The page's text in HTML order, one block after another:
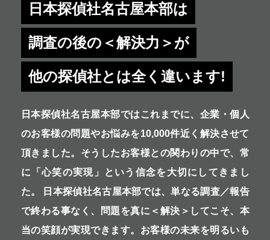
日本探偵社名古屋本部は
調査の後の＜解決力＞が
他の探偵社とは全く違います!
日本探偵社名古屋本部ではこれまでに、企業・個人
のお客様の問題やお悩みを10,000件近く解決させて
頂きました。そうしたお客様との関わりの中で、常
に「心笑の実現」という信念を大切にしてきまし
た。 日本探偵社名古屋本部では、単なる調査／報告
で終わる事なく、問題を真に＜解決＞してこそ、本
当の笑顔が実現できます。お客様の未来を明るいも